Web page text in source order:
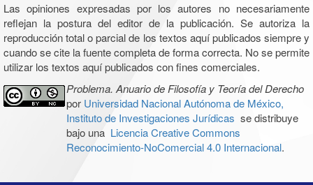
Las opiniones expresadas por los autores no necesariamente
reflejan la postura del editor de la publicación. Se autoriza la
reproducción total o parcial de los textos aquí publicados siempre y
cuando se cite la fuente completa de forma correcta. No se permite
utilizar los textos aquí publicados con fines comerciales.
Problema. Anuario de Filosofía y Teoría del Derecho
por Universidad Nacional Autónoma de México,
Instituto de Investigaciones Jurídicas se distribuye
bajo una Licencia Creative Commons
Reconocimiento-NoComercial 4.0 Internacional.